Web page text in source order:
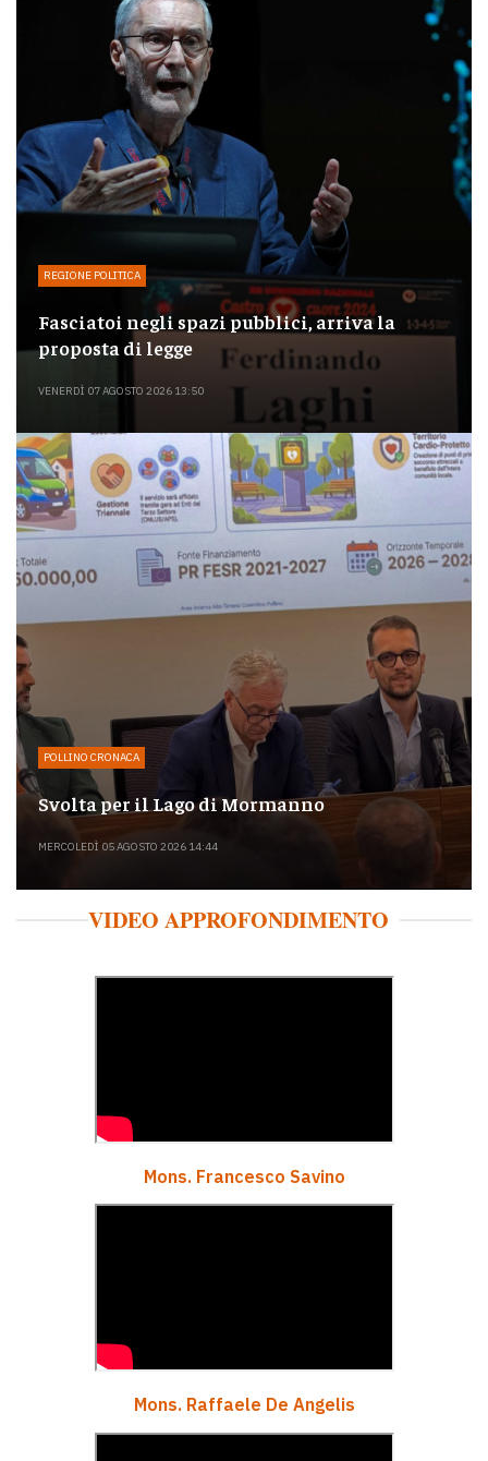
REGIONE POLITICA
Fasciatoi negli spazi pubblici, arriva la
proposta di legge
VENERDÌ 07 AGOSTO 2026 13:50
POLLINO CRONACA
Svolta per il Lago di Mormanno
MERCOLEDÌ 05 AGOSTO 2026 14:44
VIDEO APPROFONDIMENTO
Mons. Francesco Savino
Mons. Raffaele De Angelis